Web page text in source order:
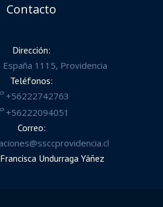
Contacto
Dirección:
España 1115, Providencia
Teléfonos:
+56222742763
+56222094051
Correo:
Undurraga Yáñez